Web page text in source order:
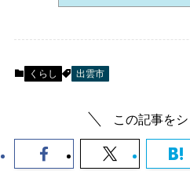
くらし 出雲市
この記事を